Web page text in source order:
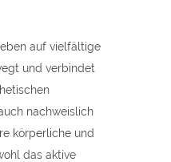
auf vielfältige
und verbindet
nachweislich
körperliche und
das aktive